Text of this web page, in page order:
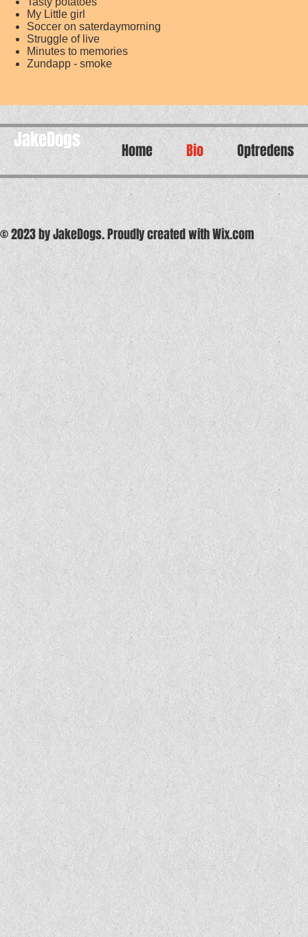
My Little girl
Soccer on saterdaymorning
Struggle of live
Minutes to memories
Zundapp - smoke
JakeDogs Home Bio Optredens
© 2023 by JakeDogs. Proudly created withWix.com